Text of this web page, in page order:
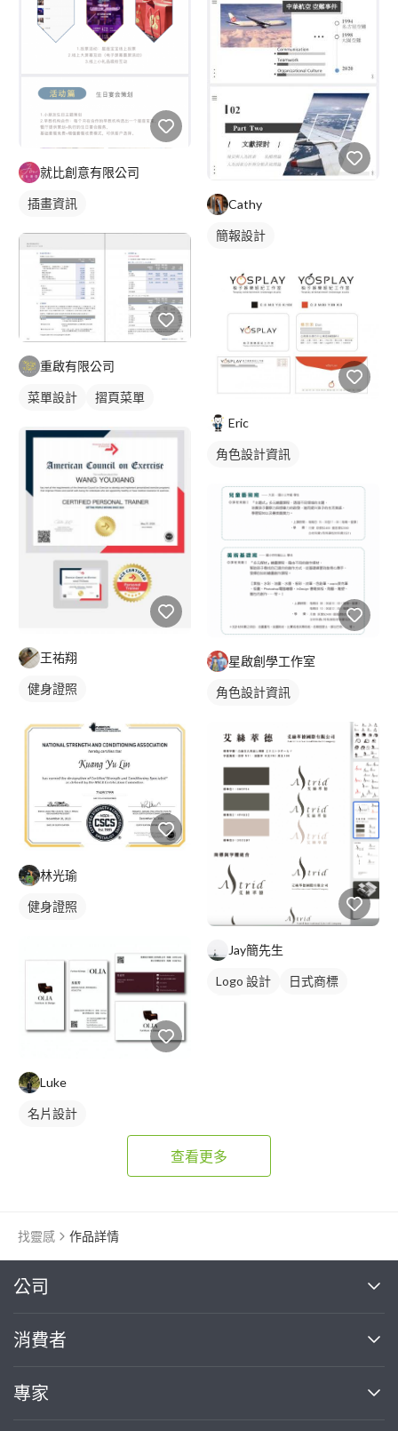
就比創意有限公司
插畫資訊
重啟有限公司
菜單設計 摺頁菜單
王祐翔
健身證照
林光瑜
健身證照
Luke
名片設計
Cathy
簡報設計
Eric
角色設計資訊
星啟創學工作室
角色設計資訊
Jay簡先生
Logo 設計
日式商標
查看更多
找靈感 作品詳情
公司
關於我們
部落格
消費者
買服務
專家
繼續完成